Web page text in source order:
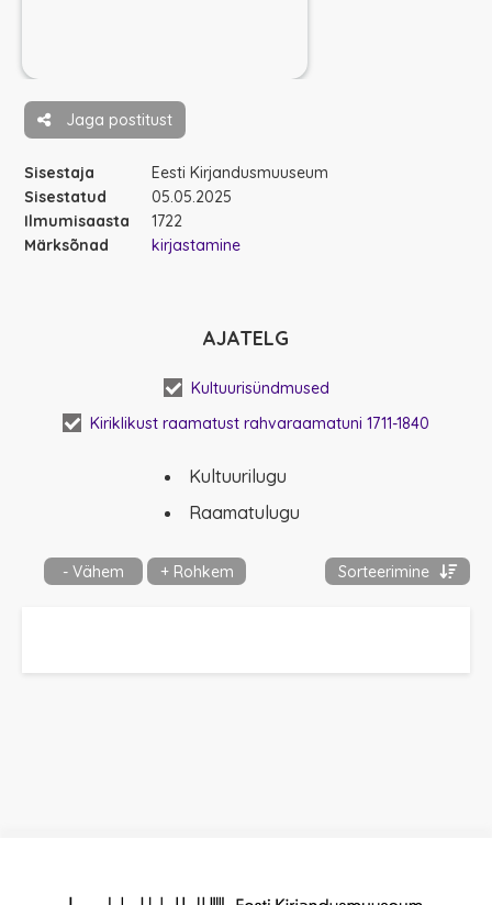
Jaga postitust
Sisestaja
Eesti Kirjandusmuuseum
Sisestatud
05.05.2025
Ilmumisaasta
1722
Märksõnad
kirjastamine
AJATELG
Kultuurisündmused
Kiriklikust raamatust rahvaraamatuni 1711-1840
Kultuurilugu
Raamatulugu
- Vähem + Rohkem Sorteerimine